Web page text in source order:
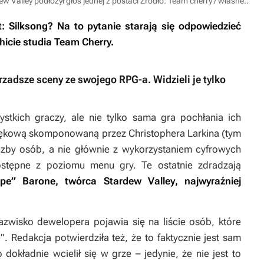
Silksong? Na to pytanie starają się odpowiedzieć
studia Team Cherry.
sceny ze swojego RPG-a. Widzieli je tylko
graczy, ale nie tylko sama gra pochłania ich
skomponowaną przez Christophera Larkina (tym
osób, a nie głównie z wykorzystaniem cyfrowych
z poziomu menu gry. Te ostatnie zdradzają
Barone, twórca Stardew Valley, najwyraźniej
dewelopera pojawia się na liście osób, które
Redakcja potwierdziła też, że to faktycznie jest sam
wcielił się w grze – jedynie, że nie jest to